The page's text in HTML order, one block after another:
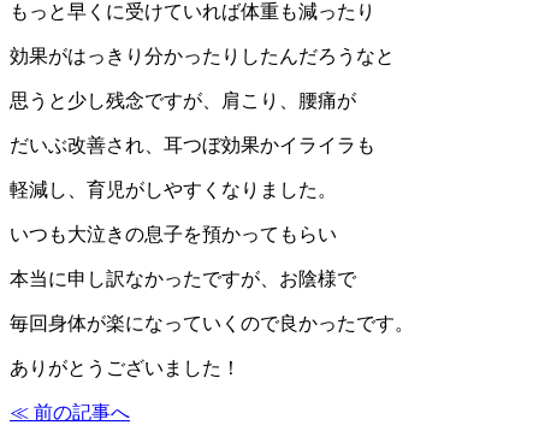
もっと早くに受けていれば体重も減ったり
効果がはっきり分かったりしたんだろうなと
思うと少し残念ですが、肩こり、腰痛が
だいぶ改善され、耳つぼ効果かイライラも
軽減し、育児がしやすくなりました。
いつも大泣きの息子を預かってもらい
本当に申し訳なかったですが、お陰様で
毎回身体が楽になっていくので良かったです。
ありがとうございました！
≪ 前の記事へ